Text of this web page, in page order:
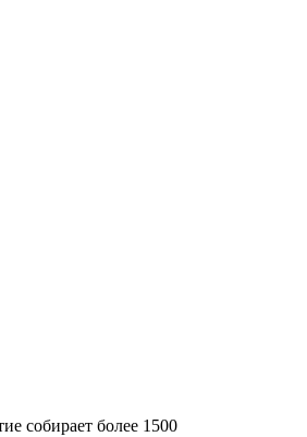
собирает более 1500